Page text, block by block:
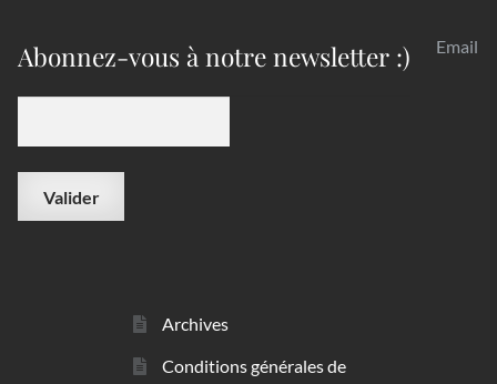
Abonnez-vous à notre newsletter :) Email
Archives
Conditions générales de